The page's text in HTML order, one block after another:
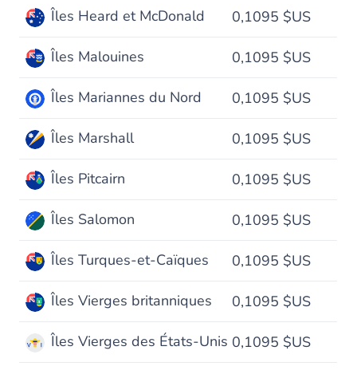
Îles Heard et McDonald 0,1095 $US
Îles Malouines 0,1095 $US
Îles Mariannes du Nord 0,1095 $US
Îles Marshall 0,1095 $US
Îles Pitcairn 0,1095 $US
Îles Salomon 0,1095 $US
Îles Turques-et-Caïques 0,1095 $US
Îles Vierges britanniques 0,1095 $US
Îles Vierges des États-Unis 0,1095 $US